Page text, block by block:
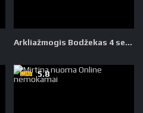
Arkliažmogis Bodžekas 4 sezonas
5.8